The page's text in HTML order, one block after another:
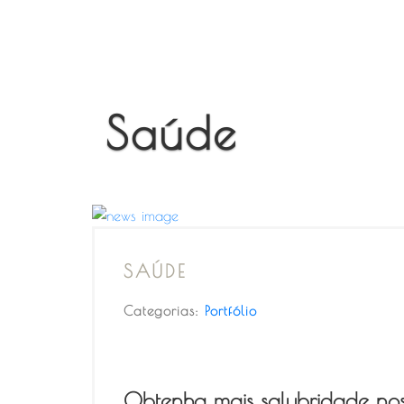
Saúde
SAÚDE
Categorias: Portfólio